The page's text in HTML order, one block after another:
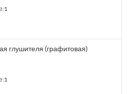
1
глушителя (графитовая)
1